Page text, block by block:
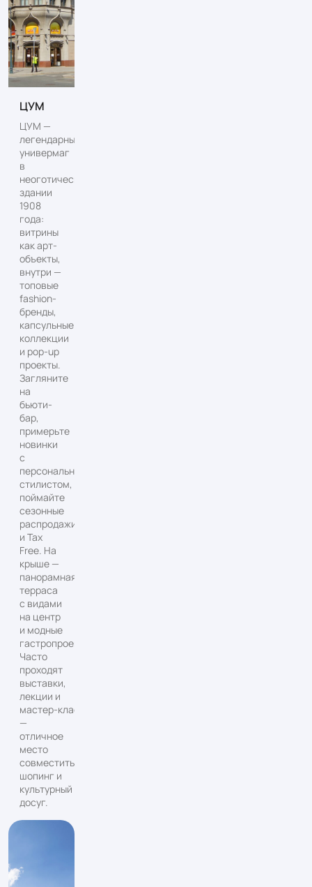
ЦУМ
ЦУМ —
легендарный
универмаг
в
неоготическом
здании
1908
года:
витрины
как арт-
объекты,
внутри —
топовые
fashion-
бренды,
капсульные
коллекции
и pop-up
проекты.
Загляните
на
бьюти-
бар,
примерьте
новинки
с
персональным
стилистом,
поймайте
сезонные
распродажи
и Tax
Free. На
крыше —
панорамная
терраса
с видами
на центр
и модные
гастропроекты.
Часто
проходят
выставки,
лекции и
мастер‑классы
—
отличное
место
совместить
шопинг и
культурный
досуг.